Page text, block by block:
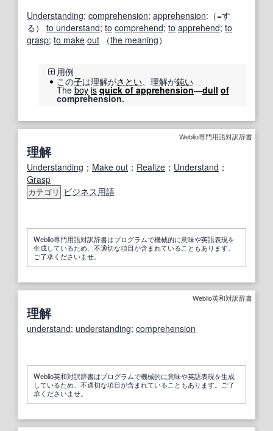
Understanding; comprehension; apprehension:（=す
る） to understand; to comprehend; to apprehend; to
grasp; to make out （the meaning）
用例
この子は理解がさとい、理解が鈍い
Theboy is quick of apprehension―dull of
comprehension.
Weblio専門用語対訳辞書
理解
Understanding ； Make out ； Realize ； Understand ；
Grasp
カテゴリ ビジネス用語
Weblio専門用語対訳辞書はプログラムで機械的に意味や英語表現を
生成しているため、不適切な項目が含まれていることもあります。
ご了承くださいませ。
Weblio英和対訳辞書
理解
understand; understanding; comprehension
Weblio英和対訳辞書はプログラムで機械的に意味や英語表現を生成
しているため、不適切な項目が含まれていることもあります。ご了
承くださいませ。